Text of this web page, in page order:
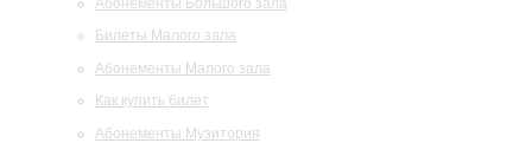
Билеты Малого зала
Абонементы Малого зала
Как купить билет
Абонементы Музитория